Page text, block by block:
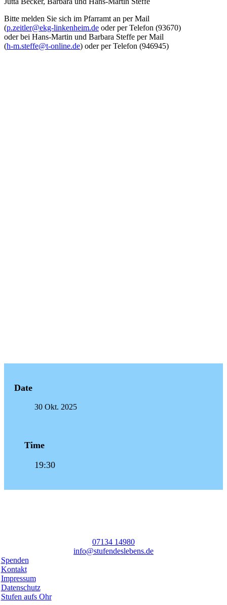
Bitte melden Sie sich im Pfarramt an per Mail
(p.zeitler@ekg-linkenheim.de oder per Telefon (93670)
oder bei Hans-Martin und Barbara Steffe per Mail
(h-m.steffe@t-online.de) oder per Telefon (946945)
Date
30 Okt. 2025
Time
19:30
07134 14980
info@stufendeslebens.de
Spenden
Kontakt
Impressum
Datenschutz
Stufen aufs Ohr